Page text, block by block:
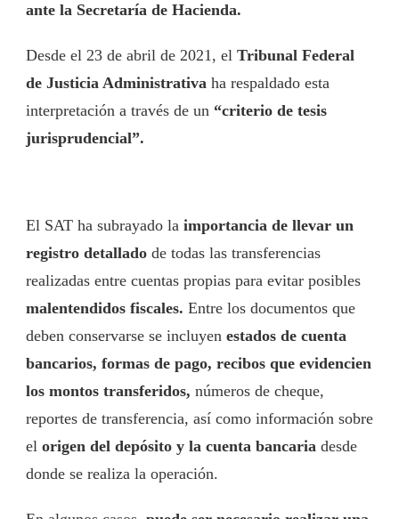
ante la Secretaría de Hacienda.
Desde el 23 de abril de 2021, el Tribunal Federal
de Justicia Administrativa ha respaldado esta
interpretación a través de un “criterio de tesis
jurisprudencial”.
El SAT ha subrayado la importancia de llevar un
registro detallado de todas las transferencias
realizadas entre cuentas propias para evitar posibles
malentendidos fiscales. Entre los documentos que
deben conservarse se incluyen estados de cuenta
bancarios, formas de pago, recibos que evidencien
los montos transferidos, números de cheque,
reportes de transferencia, así como información sobre
el origen del depósito y la cuenta bancaria desde
donde se realiza la operación.